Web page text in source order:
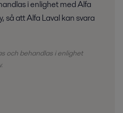
i enlighet med Alfa
så att Alfa Laval kan svara
och behandlas i enlighet